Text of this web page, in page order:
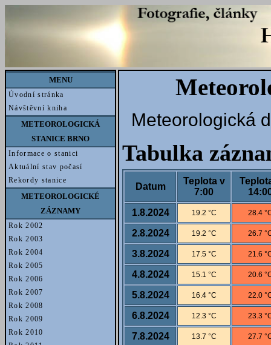
MENU
Úvodní stránka
Návštěvní kniha
METEOROLOGICKÁ
STANICE BRNO
Informace o stanici
Aktuální stav počasí
Rekordy stanice
METEOROLOGICKÉ
ZÁZNAMY
Rok 2002
Rok 2003
Rok 2004
Rok 2005
Rok 2006
Rok 2007
Rok 2008
Rok 2009
Rok 2010
Meteorologická
Tabulka
Datum
Teplota v
7:00
1.8.2024
19.2 °C 28.4
2.8.2024 19.2 °C 26.7
3.8.2024 17.5 °C 21.6
4.8.2024 15.1 °C 20.6
5.8.2024 16.4 °C 22.0
6.8.2024 12.3 °C 23.3
7.8.2024 13.7 °C 27.7